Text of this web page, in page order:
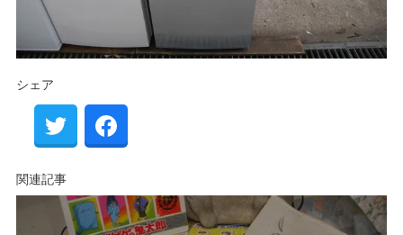
シェア
関連記事